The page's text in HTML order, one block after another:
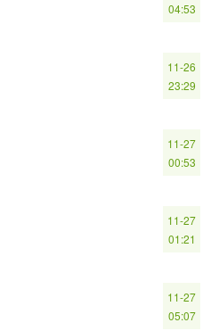
04:53
11-26
23:29
11-27
00:53
11-27
01:21
11-27
05:07